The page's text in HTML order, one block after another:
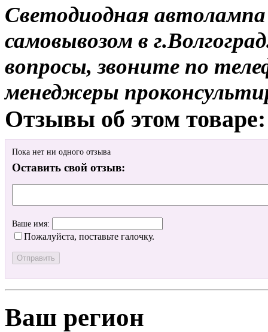
Светодиодная
самовывозом в
вопросы, звоните по
менеджеры
Отзывы об этом товаре:
Пока нет ни одного отзыва
Оставить свой отзыв:
Ваше имя:
Пожалуйста, поставьте галочку.
Ваш регион